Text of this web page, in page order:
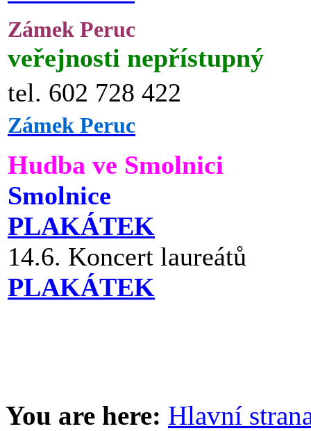
Zámek Peruc
veřejnosti nepřístupný
tel. 602 728 422
Zámek Peruc
Hudba ve Smolnici
Smolnice
PLAKÁTEK
14.6. Koncert laureátů
PLAKÁTEK
You are here: Hlavní